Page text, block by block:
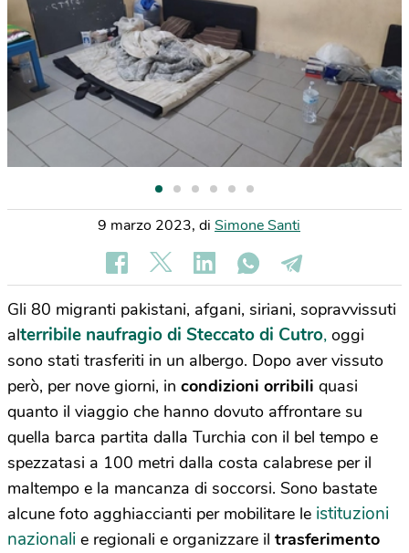
9 marzo 2023, di Simone Santi
Gli 80 migranti pakistani, afgani, siriani, sopravvissuti
alterribile naufragio di Steccato di Cutro, oggi
sono stati trasferiti in un albergo. Dopo aver vissuto
però, per nove giorni, in condizioni orribili quasi
quanto il viaggio che hanno dovuto affrontare su
quella barca partita dalla Turchia con il bel tempo e
spezzatasi a 100 metri dalla costa calabrese per il
maltempo e la mancanza di soccorsi. Sono bastate
alcune foto agghiaccianti per mobilitare le istituzioni
nazionali e regionali e organizzare il trasferimento